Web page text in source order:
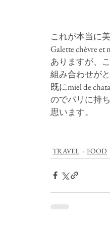
これが本当に
Galette chèvre
ありますが、
組み合わせが
既にmiel de
のでパリに持
思います。
TRAVEL FOOD